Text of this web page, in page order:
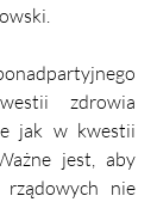
zdrowia
jak w kwestii
jest, aby
nie